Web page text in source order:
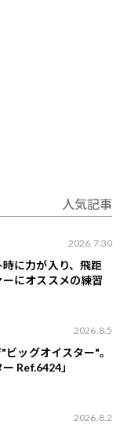
人気記事
2026.7.30
に力が入り、飛距
にオススメの練習
2026.8.5
ッグオイスター"。
Ref.6424」
2026.8.2